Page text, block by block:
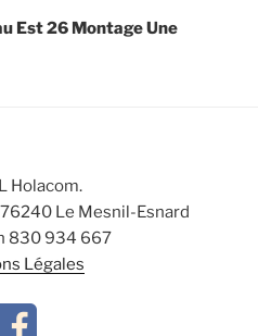
Est 26 Montage Une
Holacom.
Le Mesnil-Esnard
830 934 667
Légales